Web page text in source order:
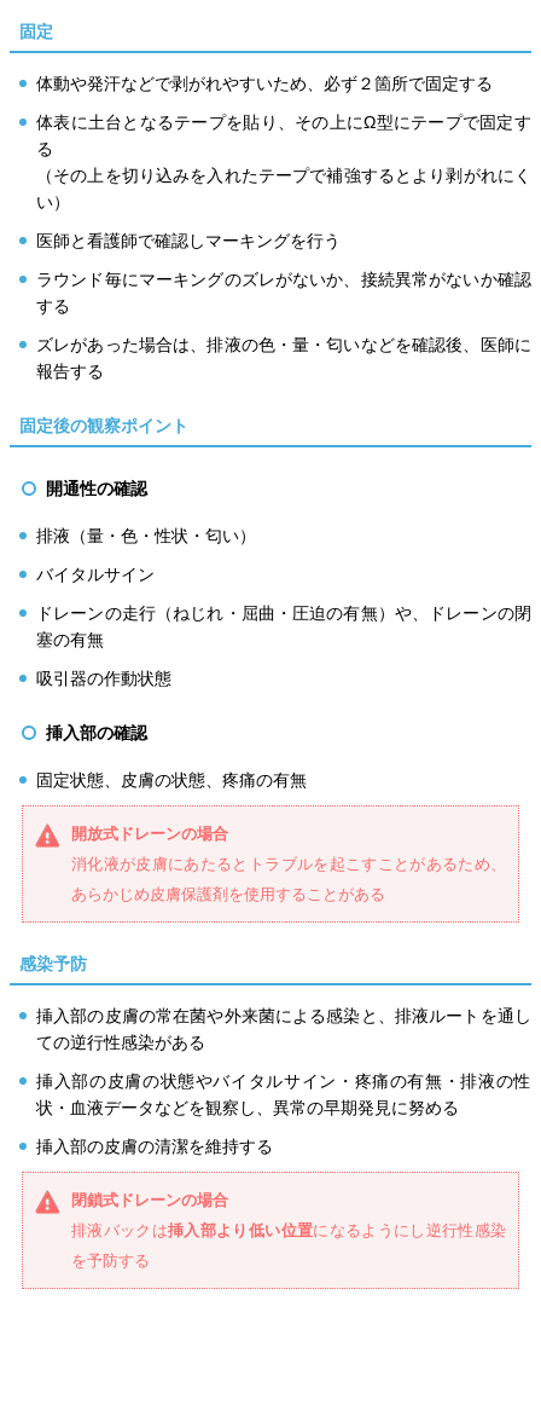
固定
体動や発汗などで剥がれやすいため、必ず２箇所で固定する
体表に土台となるテープを貼り、その上にΩ型にテープで固定す
る
（その上を切り込みを入れたテープで補強するとより剥がれにく
い）
医師と看護師で確認しマーキングを行う
ラウンド毎にマーキングのズレがないか、接続異常がないか確認
する
ズレがあった場合は、排液の色・量・匂いなどを確認後、医師に
報告する
固定後の観察ポイント
開通性の確認
排液（量・色・性状・匂い）
バイタルサイン
ドレーンの走行（ねじれ・屈曲・圧迫の有無）や、ドレーンの閉
塞の有無
吸引器の作動状態
挿入部の確認
固定状態、皮膚の状態、疼痛の有無
開放式ドレーンの場合
消化液が皮膚にあたるとトラブルを起こすことがあるため、
あらかじめ皮膚保護剤を使用することがある
感染予防
挿入部の皮膚の常在菌や外来菌による感染と、排液ルートを通し
ての逆行性感染がある
挿入部の皮膚の状態やバイタルサイン・疼痛の有無・排液の性
状・血液データなどを観察し、異常の早期発見に努める
挿入部の皮膚の清潔を維持する
閉鎖式ドレーンの場合
排液バックは挿入部より低い位置になるようにし逆行性感染
を予防する